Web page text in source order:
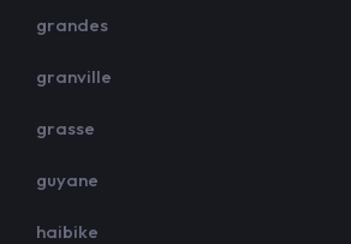
grandes
granville
grasse
guyane
haibike